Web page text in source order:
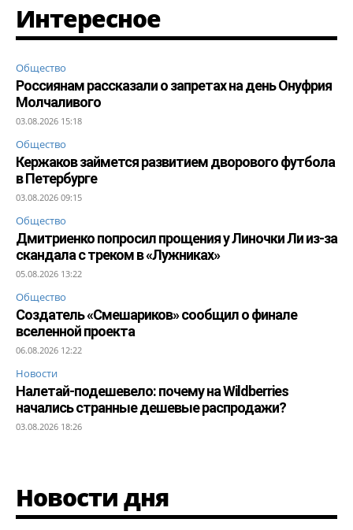
Интересное
Общество
Россиянам рассказали о запретах на день Онуфрия
Молчаливого
03.08.2026 15:18
Общество
Кержаков займется развитием дворового футбола
в Петербурге
03.08.2026 09:15
Общество
Дмитриенко попросил прощения у Линочки Ли из-за
скандала с треком в «Лужниках»
05.08.2026 13:22
Общество
Создатель «Смешариков» сообщил о финале
вселенной проекта
06.08.2026 12:22
Новости
Налетай-подешевело: почему на Wildberries
начались странные дешевые распродажи?
03.08.2026 18:26
Новости дня